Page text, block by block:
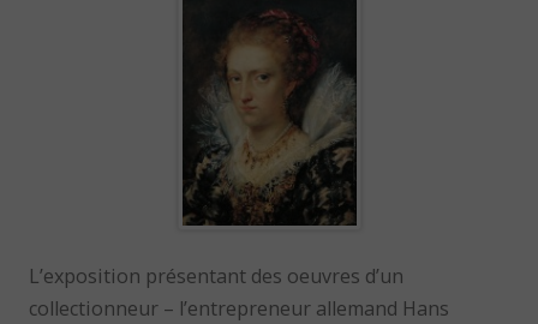
L’exposition présentant des oeuvres d’un
collectionneur – l’entrepreneur allemand Hans